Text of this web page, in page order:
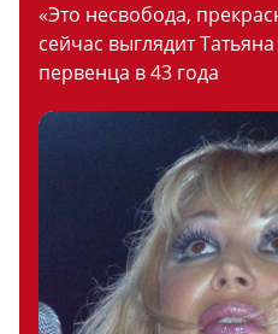
«Это несвобода,
сейчас выглядит
первенца в 43 года